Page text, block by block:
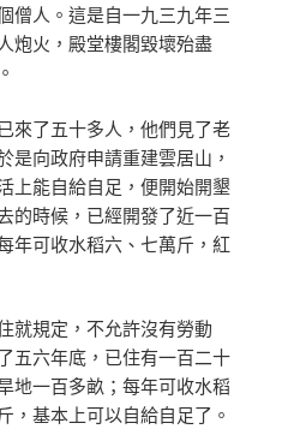
僧人。這是自一九三九年三
炮火，殿堂樓閣毀壞殆盡
。
來了五十多人，他們見了老
是向政府申請重建雲居山，
上能自給自足，便開始開墾
的時候，已經開發了近一百
年可收水稻六、七萬斤，紅
就規定，不允許沒有勞動
五六年底，已住有一百二十
地一百多畝；每年可收水稻
，基本上可以自給自足了。